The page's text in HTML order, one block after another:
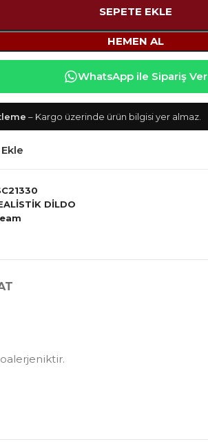
SEPETE EKLE
HEMEN AL
WhatsApp ile Sipariş Ver
– Kargo üzerinde ürün bilgisi yer almaz.
DİLDO